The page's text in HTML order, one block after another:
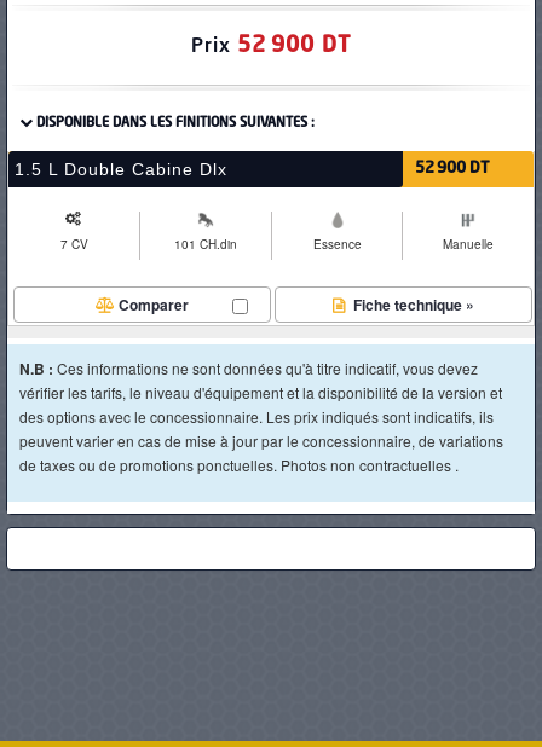
Prix 52 900 DT
DISPONIBLE DANS LES FINITIONS SUIVANTES :
1.5 L Double Cabine Dlx 52 900 DT
7 CV 101 CH.din Essence Manuelle
Fiche technique »
Comparer
N.B : Ces informations ne sont données qu'à titre indicatif, vous devez
vérifier les tarifs, le niveau d'équipement et la disponibilité de la version et
des options avec le concessionnaire. Les prix indiqués sont indicatifs, ils
peuvent varier en cas de mise à jour par le concessionnaire, de variations
de taxes ou de promotions ponctuelles. Photos non contractuelles .